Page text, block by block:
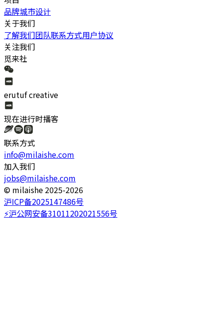
品牌城市设计
关于我们
了解我们团队联系方式用户协议
关注我们
觅来社
erutuf creative
现在进行时播客
联系方式
info@milaishe.com
加入我们
jobs@milaishe.com
©️ milaishe 2025-2026
沪ICP备2025147486号
⚡️沪公网安备31011202021556号